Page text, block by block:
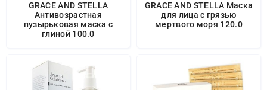
GRACE AND STELLA
Антивозрастная
пузырьковая маска с
глиной 100.0
GRACE AND STELLA Маска
для лица с грязью
мертвого моря 120.0